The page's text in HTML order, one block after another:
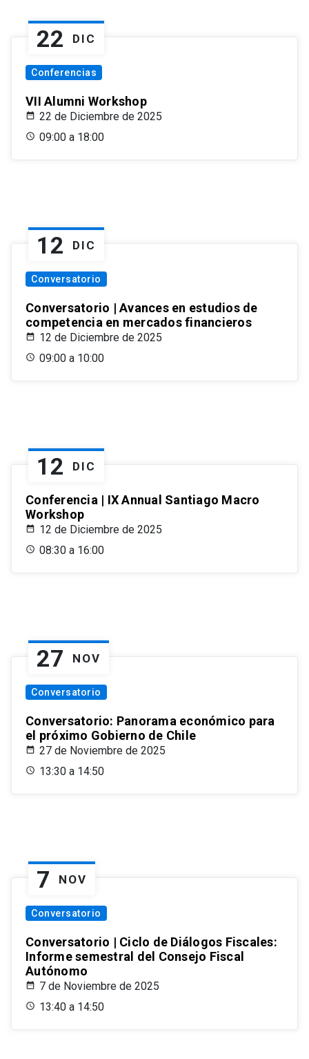
22 DIC
Conferencias
VII Alumni Workshop
22 de Diciembre de 2025
09:00 a 18:00
12 DIC
Conversatorio
Conversatorio | Avances en estudios de
competencia en mercados financieros
12 de Diciembre de 2025
09:00 a 10:00
12 DIC
Conferencia | IX Annual Santiago Macro
Workshop
12 de Diciembre de 2025
08:30 a 16:00
27 NOV
Conversatorio
Conversatorio: Panorama económico para
el próximo Gobierno de Chile
27 de Noviembre de 2025
13:30 a 14:50
7 NOV
Conversatorio
Conversatorio | Ciclo de Diálogos Fiscales:
Informe semestral del Consejo Fiscal
Autónomo
7 de Noviembre de 2025
13:40 a 14:50